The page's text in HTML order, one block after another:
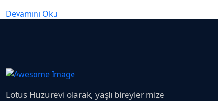
Devamını Oku
Lotus Huzurevi olarak, yaşlı bireylerimize